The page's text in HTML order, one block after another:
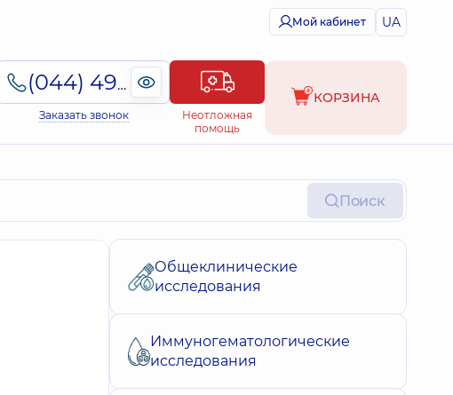
Мой кабинет UA
(044) 495-2-888
Заказать звонок
Неотложная
помощь
КОРЗИНА
Поиск
Общеклинические
исследования
Иммуногематологические
исследования